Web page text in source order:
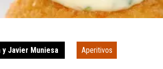
y Javier Muniesa Aperitivos